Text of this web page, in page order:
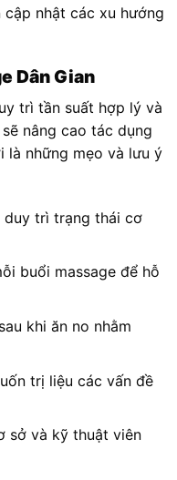
nhật các xu hướng
Dân Gian
trì tần suất hợp lý và
nâng cao tác dụng
là những mẹo và lưu ý
duy trì trạng thái cơ
buổi massage để hỗ
khi ăn no nhằm
trị liệu các vấn đề
sở và kỹ thuật viên